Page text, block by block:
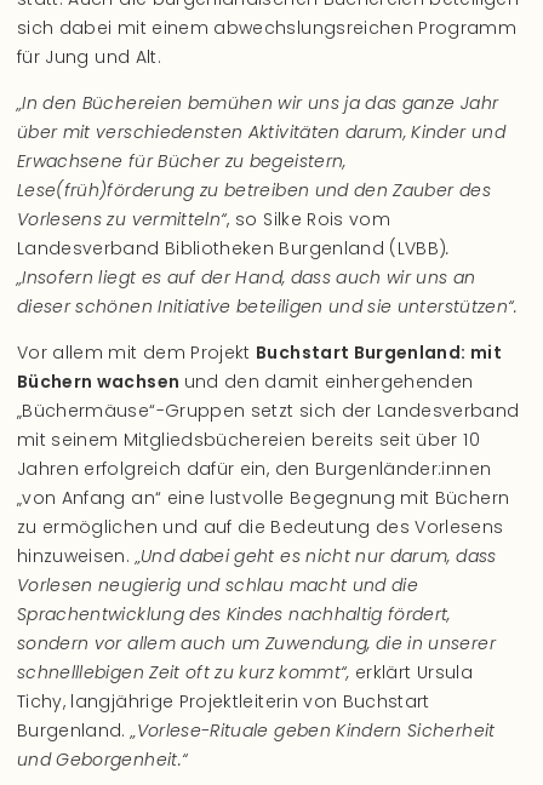
sich dabei mit einem abwechslungsreichen Programm
für Jung und Alt.
„In den Büchereien bemühen wir uns ja das ganze Jahr
über mit verschiedensten Aktivitäten darum, Kinder und
Erwachsene für Bücher zu begeistern,
Lese(früh)förderung zu betreiben und den Zauber des
Vorlesens zu vermitteln“, so Silke Rois vom
Landesverband Bibliotheken Burgenland (LVBB).
„Insofern liegt es auf der Hand, dass auch wir uns an
dieser schönen Initiative beteiligen und sie unterstützen“.
Vor allem mit dem Projekt Buchstart Burgenland: mit
Büchern wachsen und den damit einhergehenden
„Büchermäuse“-Gruppen setzt sich der Landesverband
mit seinem Mitgliedsbüchereien bereits seit über 10
Jahren erfolgreich dafür ein, den Burgenländer:innen
„von Anfang an“ eine lustvolle Begegnung mit Büchern
zu ermöglichen und auf die Bedeutung des Vorlesens
hinzuweisen. „Und dabei geht es nicht nur darum, dass
Vorlesen neugierig und schlau macht und die
Sprachentwicklung des Kindes nachhaltig fördert,
sondern vor allem auch um Zuwendung, die in unserer
schnelllebigen Zeit oft zu kurz kommt“, erklärt Ursula
Tichy, langjährige Projektleiterin von Buchstart
Burgenland.„Vorlese-Rituale geben Kindern Sicherheit
und Geborgenheit.“